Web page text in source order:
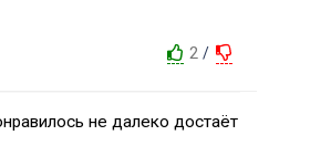
2 /
не далеко достаёт